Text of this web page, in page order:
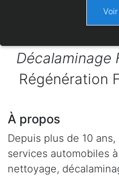
Décalaminage
Régénération
À propos
Depuis plus de 10
services automobiles
nettoyage,